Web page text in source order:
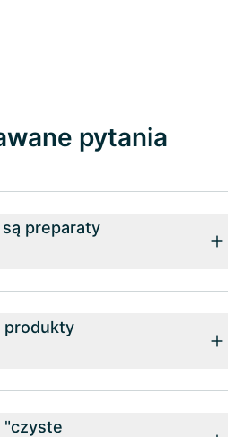
pytania
preparaty
produkty
"czyste